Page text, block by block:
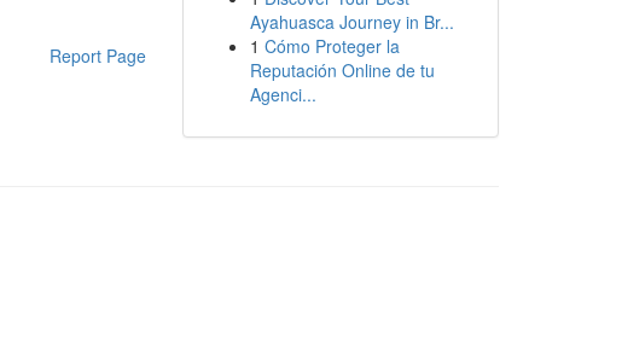
Report Page
Ayahuasca Journey in Br...
1 Cómo Proteger la
Reputación Online de tu
Agenci...